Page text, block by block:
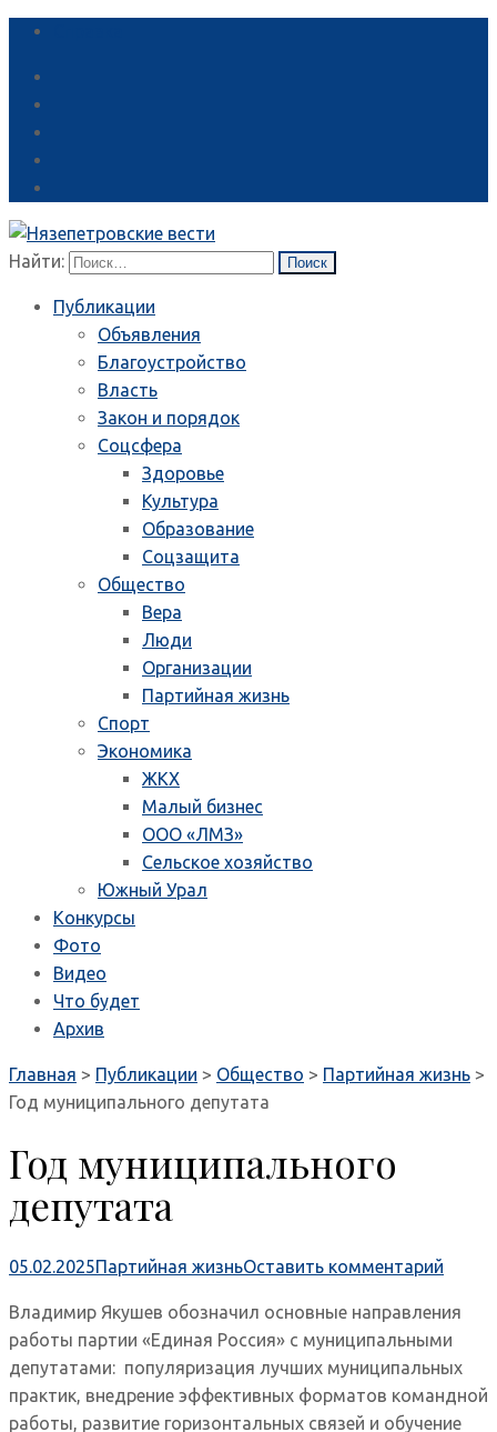
Найти:
Публикации
Объявления
Благоустройство
Власть
Закон и порядок
Соцсфера
Здоровье
Культура
Образование
Соцзащита
Общество
Вера
Люди
Организации
Партийная жизнь
Спорт
Экономика
ЖКХ
Малый бизнес
ООО «ЛМЗ»
Сельское хозяйство
Южный Урал
Конкурсы
Фото
Видео
Что будет
Архив
Главная > Публикации > Общество > Партийная жизнь >
Год муниципального депутата
Год муниципального
депутата
05.02.2025Партийная жизньОставить комментарий
Владимир Якушев обозначил основные направления
работы партии «Единая Россия» с муниципальными
депутатами: популяризация лучших муниципальных
практик, внедрение эффективных форматов командной
работы, развитие горизонтальных связей и обучение